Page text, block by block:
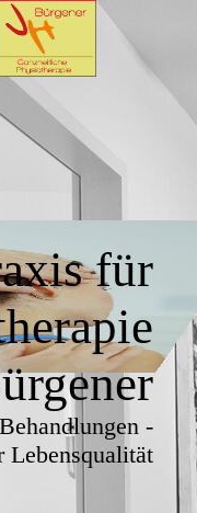
für
-
Lebensqualität